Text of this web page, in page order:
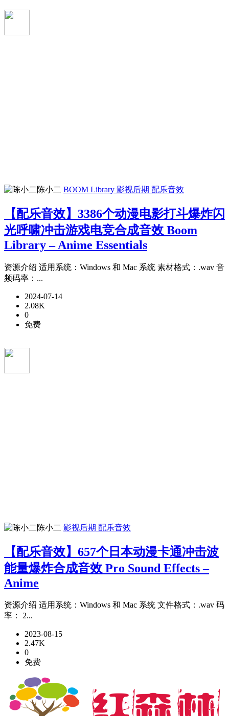
陈小二 BOOM Library 影视后期 配乐音效
【配乐音效】3386个动漫电影打斗爆炸闪
光呼啸冲击游戏电竞合成音效 Boom
Library – Anime Essentials
资源介绍 适用系统：Windows 和 Mac 系统 素材格式：.wav 音
频码率：...
2024-07-14
2.08K
0
免费
陈小二 影视后期 配乐音效
【配乐音效】657个日本动漫卡通冲击波
能量爆炸合成音效 Pro Sound Effects –
Anime
资源介绍 适用系统：Windows 和 Mac 系统 文件格式：.wav 码
率： 2...
2023-08-15
2.47K
0
免费